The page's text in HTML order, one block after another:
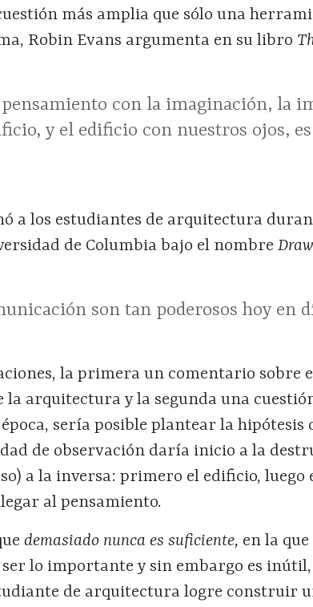
más amplia que sólo una
Robin Evans argumenta en su libro
pensamiento con la imaginación, la
y el edificio con nuestros ojos,
a los estudiantes de arquitectura
de Columbia bajo el nombre
son tan poderosos hoy en
la primera un comentario sobre
la arquitectura y la segunda una
sería posible plantear la hipótesis
de observación daría inicio a la
a la inversa: primero el edificio, luego
al pensamiento.
demasiado nunca es suficiente, en la
lo importante y sin embargo es
de arquitectura logre construir